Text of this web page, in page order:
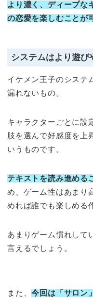
より濃く、ディープな
の恋愛を楽しむことが
システムはより遊び
イケメン王子のシステ
漏れないもの。
キャラクターごとに設
肢を選んで好感度を上
いうものです。
テキストを読み進める
め、ゲーム性はあまり
めれば誰でも楽しめる
あまりゲーム慣れして
言えるでしょう。
また、今回は「サロン